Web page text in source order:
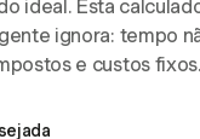
ideal. Esta
ignora: tempo
e custos fixos.